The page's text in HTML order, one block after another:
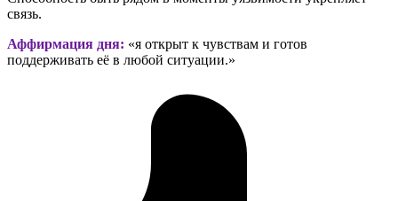
связь.
Аффирмация дня: «я открыт к чувствам и готов
поддерживать её в любой ситуации.»